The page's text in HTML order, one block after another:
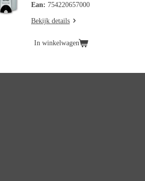
Ean: 754220657000
Bekijk details
In winkelwagen